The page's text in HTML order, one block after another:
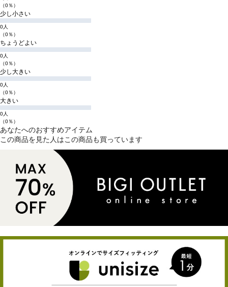
（0％）
少し小さい
0人
（0％）
ちょうどよい
0人
（0％）
少し大きい
0人
（0％）
大きい
0人
（0％）
あなたへのおすすめアイテム
この商品を見た人はこの商品も買っています